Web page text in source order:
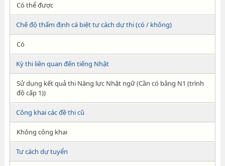
Có thể được
Chế độ thẩm định cá biệt tư cách dự thi (có / không)
Có
Kỳ thi liên quan đến tiếng Nhật
Sử dụng kết quả thi Năng lực Nhật ngữ (Cần có bằng N1 (trình
độ cấp 1))
Công khai các đề thi cũ
Không công khai
Tư cách dự tuyển